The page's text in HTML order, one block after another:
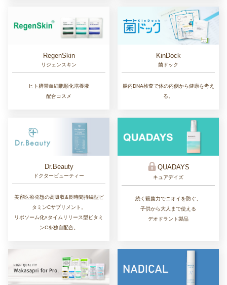
RegenSkin
リジェンスキン
ヒト臍帯血細胞順化培養液
配合コスメ
KinDock
菌ドック
腸内DNA検査で体の内側から健康を考え
る。
Dr.Beauty
ドクタービューティー
美容医療発想の高吸収&長時間持続型ビ
タミンCサプリメント。
リポソーム化×タイムリリース型ビタミ
ンCを独自配合。
QUADAYS
キュアデイズ
続く殺菌力でニオイを防ぐ、
子供から大人まで使える
デオドラント製品